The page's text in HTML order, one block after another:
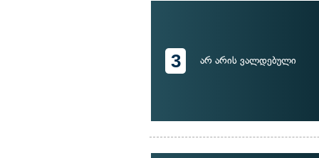
3 არ არის ვალდებული